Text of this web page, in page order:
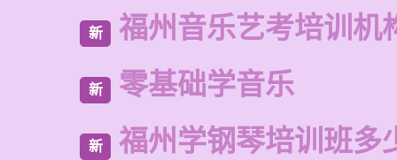
新 福州音乐艺考培训机
新 零基础学音乐
新 福州学钢琴培训班多